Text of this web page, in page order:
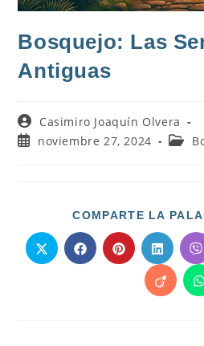
Bosquejo: Las
Antiguas
Casimiro Joaquín Olvera
noviembre 27, 2024
COMPARTE LA